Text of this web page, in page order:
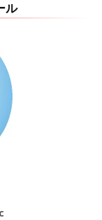
ル